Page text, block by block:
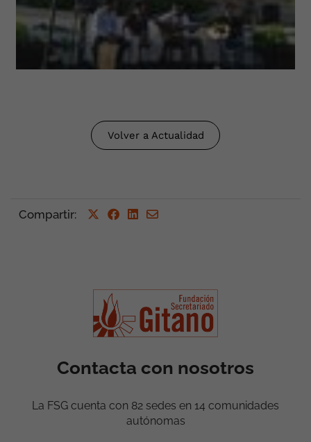
Volver a Actualidad
Compartir:
Contacta con nosotros
La FSG cuenta con 82 sedes en 14 comunidades
autónomas